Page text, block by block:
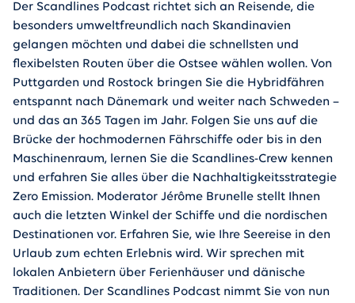
Der Scandlines Podcast richtet sich an Reisende, die
besonders umweltfreundlich nach Skandinavien
gelangen möchten und dabei die schnellsten und
flexibelsten Routen über die Ostsee wählen wollen. Von
Puttgarden und Rostock bringen Sie die Hybridfähren
entspannt nach Dänemark und weiter nach Schweden –
und das an 365 Tagen im Jahr. Folgen Sie uns auf die
Brücke der hochmodernen Fährschiffe oder bis in den
Maschinenraum, lernen Sie die Scandlines-Crew kennen
und erfahren Sie alles über die Nachhaltigkeitsstrategie
Zero Emission. Moderator Jérôme Brunelle stellt Ihnen
auch die letzten Winkel der Schiffe und die nordischen
Destinationen vor. Erfahren Sie, wie Ihre Seereise in den
Urlaub zum echten Erlebnis wird. Wir sprechen mit
lokalen Anbietern über Ferienhäuser und dänische
Traditionen. Der Scandlines Podcast nimmt Sie von nun